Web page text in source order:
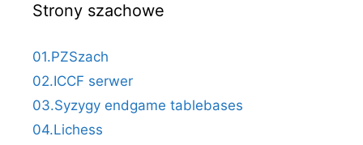
Strony szachowe
01.PZSzach
02.ICCF serwer
03.Syzygy endgame tablebases
04.Lichess